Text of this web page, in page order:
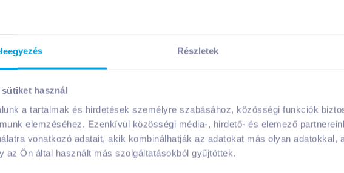
Részletek
használ
a tartalmak és hirdetések személyre szabásához, közösségi funkciók
elemzéséhez. Ezenkívül közösségi média-, hirdető- és elemező
vonatkozó adatait, akik kombinálhatják az adatokat más olyan adatokkal,
az Ön által használt más szolgáltatásokból gyűjtöttek.
ital, ízesítés nélkül is nagyon finom. Nyáron is kitűnő, hűsítő jeges teaként!
termék összetevői:
szállítható
szállítható!
Megosztás